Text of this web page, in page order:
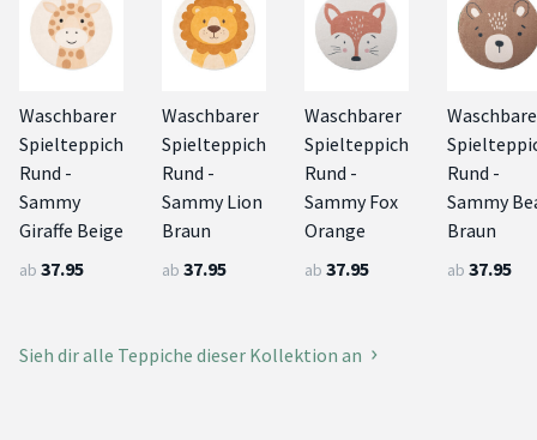
Waschbarer
Spielteppich
Rund -
Sammy
Giraffe Beige
ab 37.95
Waschbarer
Spielteppich
Rund -
Sammy Lion
Braun
ab 37.95
Waschbarer
Spielteppich
Rund -
Sammy Fox
Orange
ab 37.95
Rund -
Sammy
Braun
ab 37.95
Sieh dir alle Teppiche dieser Kollektion an